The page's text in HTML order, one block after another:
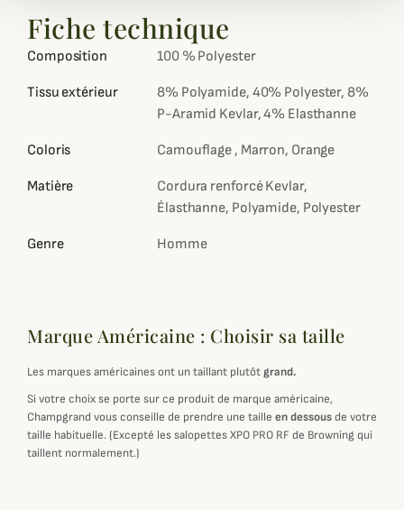
Fiche technique
Composition 100 % Polyester
Tissu extérieur
8% Polyamide, 40% Polyester, 8%
P-Aramid Kevlar, 4% Elasthanne
Coloris Camouflage , Marron, Orange
Matière
Cordura renforcé Kevlar,
Élasthanne, Polyamide, Polyester
Genre Homme
Marque Américaine : Choisir sa taille
Les marques américaines ont un taillant plutôt grand.
Si votre choix se porte sur ce produit de marque américaine,
Champgrand vous conseille de prendre une taille en dessousde votre
taille habituelle. (Excepté les salopettes XPO PRO RF de Browning qui
taillent normalement.)